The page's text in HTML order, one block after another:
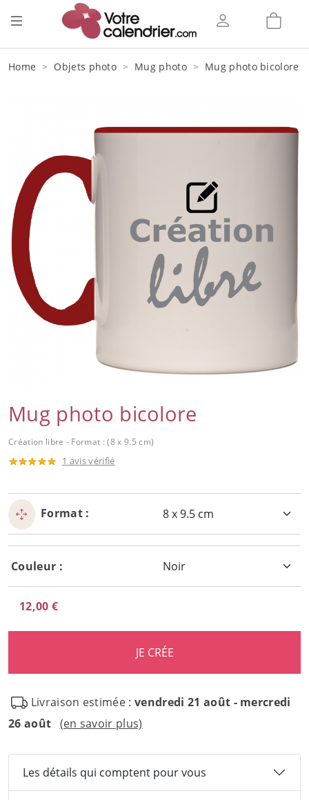
Home Objets photo Mug photo Mug photo bicolore
Mug photo bicolore
Création libre - Format : (8 x 9.5 cm)
1 avis vérifié
Format :
Couleur :
12,00 €
Livraison estimée :vendredi 21 août - mercredi
26 août (en savoir plus)
Les détails qui comptent pour vous